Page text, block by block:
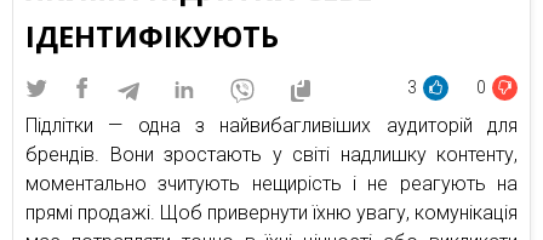
ІДЕНТИФІКУЮТЬ
3 0
Підлітки — одна з найвибагливіших аудиторій для
брендів. Вони зростають у світі надлишку контенту,
моментально зчитують нещирість і не реагують на
прямі продажі. Щоб привернути їхню увагу, комунікація